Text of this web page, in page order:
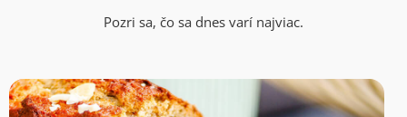
Pozri sa, čo sa dnes varí najviac.